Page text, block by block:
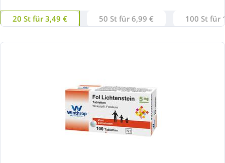
20 St für 3,49 € 50 St für 6,99 € 100 St für